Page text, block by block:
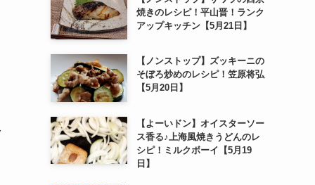
焼きのレシピ！平山晋！ランク
アップキッチン【5月21日】
【ノンストップ】ズッキーニの
そぼろ炒めのレシピ！笠原将弘
【5月20日】
【よーいドン】オイスターソー
ス香る♪上海風焼きうどんのレ
シピ！ミルクボーイ【5月19
日】